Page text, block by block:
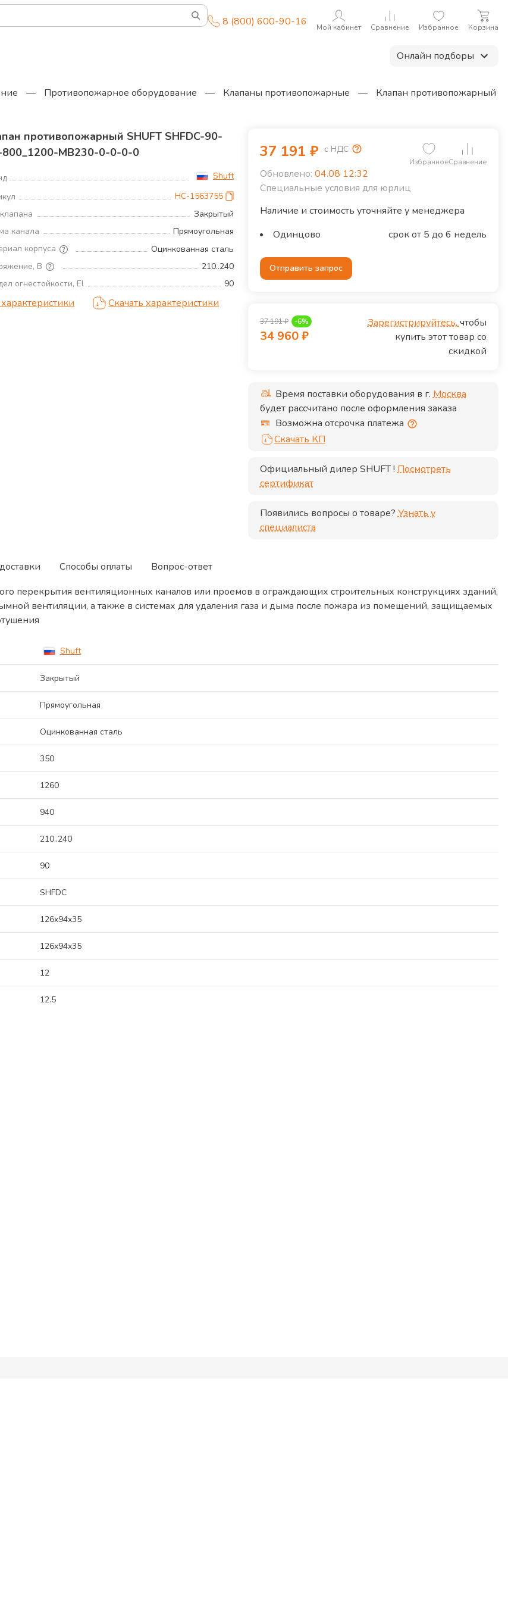
8 (800) 600-90-16 Мой кабинет Сравнение Избранное Корзина
Онлайн подборы
— Противопожарное оборудование — Клапаны противопожарные —
Клапан противопожарный
противопожарный SHUFT SHFDC-90-
800_1200-MB230-0-0-0-0
Shuft
НС-1563755
Закрытый
канала
Прямоугольная
корпуса
Оцинкованная сталь
В
210..240
огнестойкости, El
90
Скачать характеристики
37 191 ₽ с НДС
ИзбранноеСравнение
Обновлено: 04.08 12:32
Специальные условия для юрлиц
Наличие и стоимость уточняйте у менеджера
Одинцово
срок от 5 до 6 недель
Отправить запрос
37 191₽ -6%
34 960₽
Зарегистрируйтесь,чтобы
купить этот товар со
скидкой
Время поставки оборудования в г.Москва
будет рассчитано после оформления заказа
Возможна отсрочка платежа
Скачать КП
Официальный дилер SHUFT! Посмотреть
сертификат
Появились вопросы о товаре? Узнать у
специалиста
Способы оплаты
Вопрос-ответ
перекрытия вентиляционных каналов или проемов в ограждающих строительных конструкциях зданий,
вентиляции, а также в системах для удаления газа и дыма после пожара из помещений, защищаемых
Shuft
Закрытый
Прямоугольная
Оцинкованная сталь
350
1260
940
210..240
90
SHFDC
126x94x35
126x94x35
12
12.5